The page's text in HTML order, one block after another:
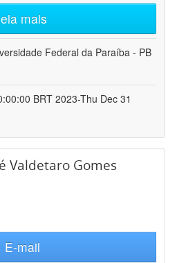
mais
Federal da Paraíba - PB
BRT 2023-Thu Dec 31
Valdetaro Gomes
E-mail